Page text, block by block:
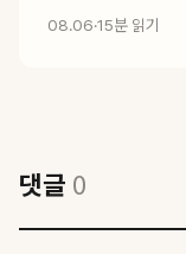
08.06·15분 읽기
댓글 0